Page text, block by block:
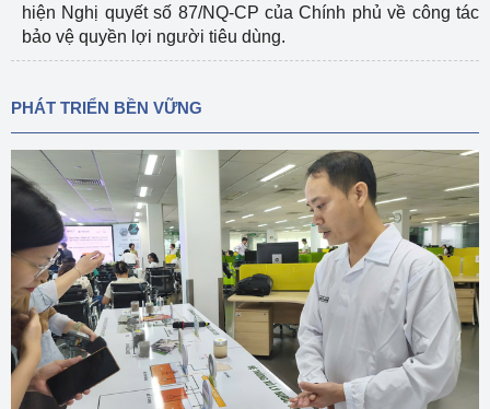
hiện Nghị quyết số 87/NQ-CP của Chính phủ về công tác
bảo vệ quyền lợi người tiêu dùng.
PHÁT TRIỂN BỀN VỮNG